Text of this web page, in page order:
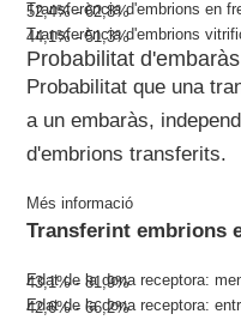
Transferència d'embrions en
52,4% - 62,8%
Transferència d'embrions
44,1% - 51,3%
Probabilitat
Probabilitat que una
a un embaràs,
d'embrions transferits.
Més informació
Transferint embrions
Edat de la dona receptora:
43,1% - 81,9%
Edat de la dona receptora:
42,6% - 66,2%